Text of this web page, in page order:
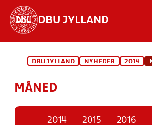
DBU JYLLAND
STILLINGER, RESULTATER,
DBU JYLLAND NYHEDER 2014
MÅNED
2014 2015 2016